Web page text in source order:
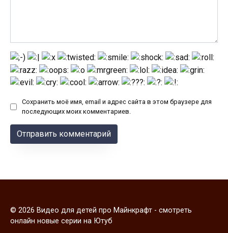
Сохранить моё имя, email и адрес сайта в этом браузере для
последующих моих комментариев.
© 2026 Видео для детей про Майнкрафт - смотреть
онлайн новые серии на Ютуб